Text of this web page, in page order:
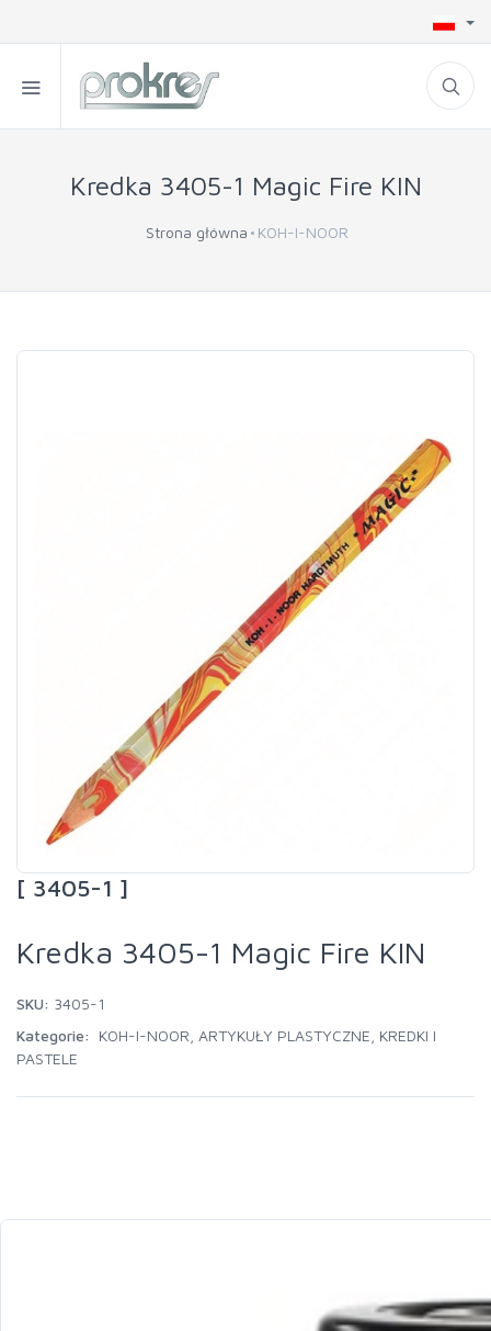
Kredka 3405-1 Magic Fire KIN
Strona główna KOH-I-NOOR
[ 3405-1 ]
Kredka 3405-1 Magic Fire KIN
SKU: 3405-1
Kategorie:
KOH-I-NOOR ARTYKUŁY PLASTYCZNE KREDKI I
PASTELE